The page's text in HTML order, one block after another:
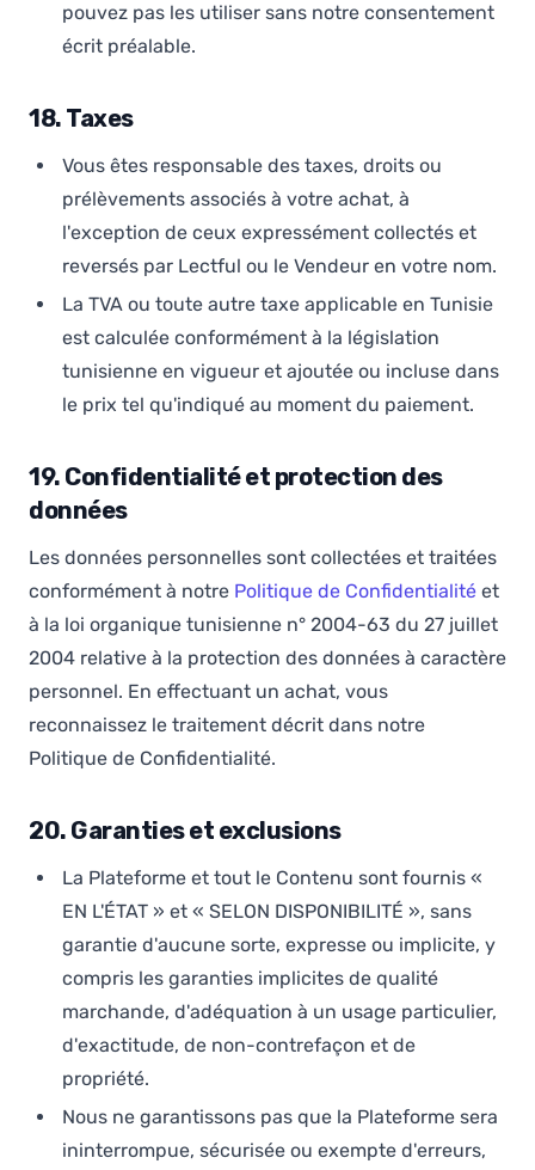
pouvez pas les utiliser sans notre consentement
écrit préalable.
18. Taxes
Vous êtes responsable des taxes, droits ou
prélèvements associés à votre achat, à
l'exception de ceux expressément collectés et
reversés par Lectful ou le Vendeur en votre nom.
La TVA ou toute autre taxe applicable en Tunisie
est calculée conformément à la législation
tunisienne en vigueur et ajoutée ou incluse dans
le prix tel qu'indiqué au moment du paiement.
19. Confidentialité et protection des
données
Les données personnelles sont collectées et traitées
conformément à notre Politique de Confidentialité et
à la loi organique tunisienne n° 2004-63 du 27 juillet
2004 relative à la protection des données à caractère
personnel. En effectuant un achat, vous
reconnaissez le traitement décrit dans notre
Politique de Confidentialité.
20. Garanties et exclusions
La Plateforme et tout le Contenu sont fournis «
EN L'ÉTAT » et « SELON DISPONIBILITÉ », sans
garantie d'aucune sorte, expresse ou implicite, y
compris les garanties implicites de qualité
marchande, d'adéquation à un usage particulier,
d'exactitude, de non-contrefaçon et de
propriété.
Nous ne garantissons pas que la Plateforme sera
ininterrompue, sécurisée ou exempte d'erreurs,